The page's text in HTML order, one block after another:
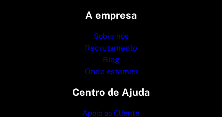
A empresa
Sobre nós
Recrutamento
Blog
Onde estamos
Centro de Ajuda
Apoio ao Cliente